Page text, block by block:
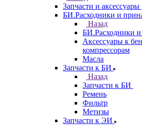
Запчасти и аксессуары
БИ.Расходники и
Назад
БИ.Расходники
Аксессуары к
компрессорам
Масла
Запчасти к БИ
Назад
Запчасти к БИ
Ремень
Фильтр
Метизы
Запчасти к ЭИ